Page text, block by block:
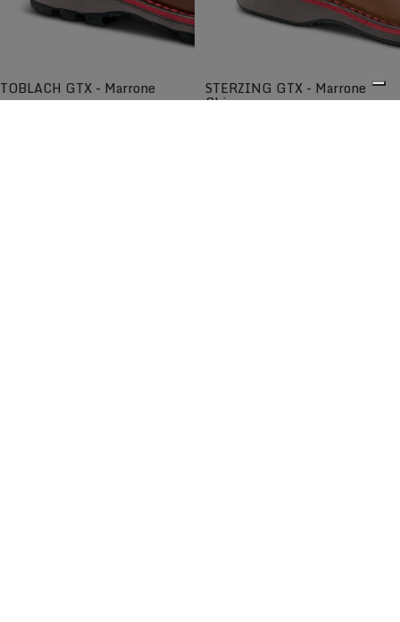
TOBLACH GTX - Marrone
Tradizione alpina in pelle e comfort
STERZING GTX - Marrone
Chiaro